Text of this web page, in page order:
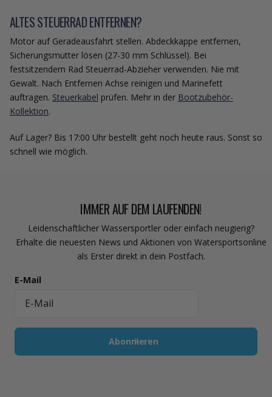
ALTES STEUERRAD ENTFERNEN?
Motor auf Geradeausfahrt stellen. Abdeckkappe entfernen,
Sicherungsmutter lösen (27-30 mm Schlüssel). Bei
festsitzendem Rad Steuerrad-Abzieher verwenden. Nie mit
Gewalt. Nach Entfernen Achse reinigen und Marinefett
auftragen. Steuerkabel prüfen. Mehr in der Bootzubehör-
Kollektion.
Auf Lager? Bis 17:00 Uhr bestellt geht noch heute raus. Sonst so
schnell wie möglich.
IMMER AUF DEM LAUFENDEN!
Leidenschaftlicher Wassersportler oder einfach neugierig?
Erhalte die neuesten News und Aktionen von Watersportsonline
als Erster direkt in dein Postfach.
E-Mail
Abonnieren